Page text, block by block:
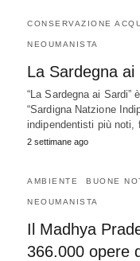
CONSERVAZIONE
NEOUMANISTA
La Sardegna ai
“La Sardegna ai Sardi”
“Sardigna Natzione
indipendentisti più noti,
2 settimane ago
AMBIENTE BUONE
NEOUMANISTA
Il Madhya
366.000 opere